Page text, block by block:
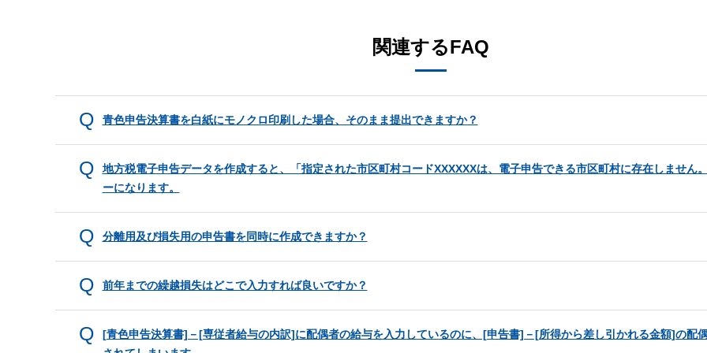
関連するFAQ
青色申告決算書を白紙にモノクロ印刷した場合、そのまま提出できますか？
地方税電子申告データを作成すると、「指定された市区町村コードXXXXXXは、電子申告できる市区町村に存在しません
ーになります。
分離用及び損失用の申告書を同時に作成できますか？
前年までの繰越損失はどこで入力すれば良いですか？
[青色申告決算書]－[専従者給与の内訳]に配偶者の給与を入力しているのに、[申告書]－[所得から差し引かれる金額]の配